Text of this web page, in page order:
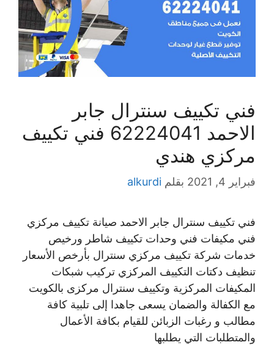
فني تكييف سنترال جابر
الاحمد 62224041 فني تكييف
مركزي هندي
فبراير 4, 2021 بقلم alkurdi
فني تكييف سنترال جابر الاحمد صيانة تكييف مركزي
فني مكيفات فني وحدات تكييف شاطر ورخيص
خدمات شركة تكييف مركزي سنترال بأرخص الأسعار
تنظيف دكتات التكييف المركزي تركيب شبكات
المكيفات المركزية وتكييف سنترال مركزى بالكويت
مع الكفالة والضمان يسعى جاهدا إلى تلبية كافة
مطالب و رغبات الزبائن للقيام بكافة الأعمال
والمتطلبات التي يطلبها